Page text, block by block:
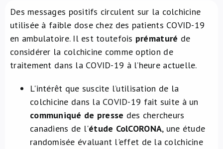
À propos de nous
Des messages positifs circulent sur la colchicine
utilisée à faible dose chez des patients COVID-19
en ambulatoire. Il est toutefois prématuré de
considérer la colchicine comme option de
traitement dans la COVID-19 à l’heure actuelle.
L'intérêt que suscite l’utilisation de la
colchicine dans la COVID-19 fait suite à un
communiqué de presse des chercheurs
canadiens de l'étude ColCORONA, une étude
randomisée évaluant l'effet de la colchicine